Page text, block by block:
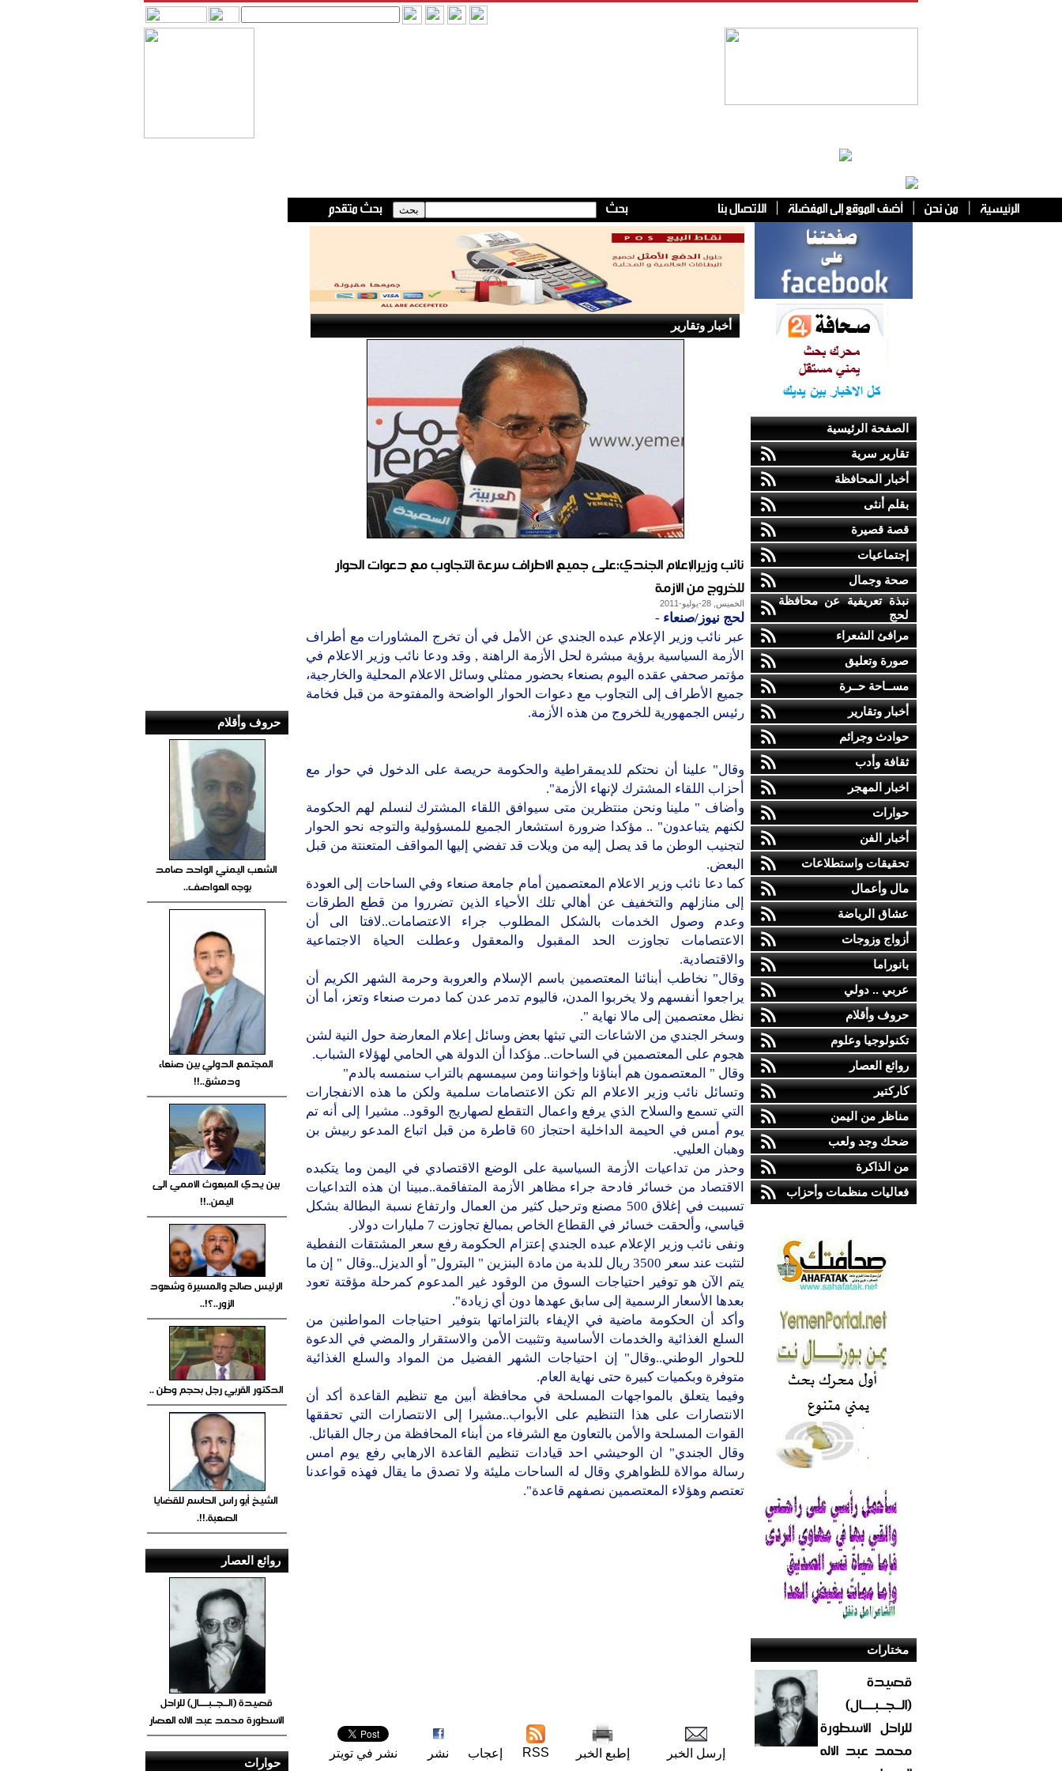
الصفحة الرئيسية
تقارير سرية
أخبار المحافظة
بقلم أنثى
قصة قصيرة
إجتماعيات
صحة وجمال
نبذة تعريفية عن محافظة
لحج
مرافئ الشعراء
صورة وتعليق
مســاحة حــرة
أخبار وتقارير
حوادث وجرائم
ثقافة وأدب
اخبار المهجر
حوارات
أخبار الفن
تحقيقات واستطلاعات
مال وأعمال
عشاق الرياضة
أزواج وزوجات
بانوراما
عربي .. دولي
حروف وأقلام
تكنولوجيا وعلوم
روائع العصار
كاركتير
مناظر من اليمن
ضحك وجد ولعب
من الذاكرة
فعاليات منظمات وأحزاب
مختارات
قصيدة
(الــجــبــــال)
للراحل الأسطورة
محمد عبد الاله
أخبار وتقارير
نائب وزيرالإعلام الجندي:على جميع الاطراف سرعة التجاوب مع دعوات الحوار
للخروج من الأزمة
الخميس, 28-يوليو-2011
لحج نيوز/صنعاء -
عبر نائب وزير الإعلام عبده الجندي عن الأمل في أن تخرج المشاورات مع أطراف
الأزمة السياسية برؤية مبشرة لحل الأزمة الراهنة , وقد ودعا نائب وزير الاعلام في
مؤتمر صحفي عقده اليوم بصنعاء بحضور ممثلي وسائل الاعلام المحلية والخارجية،
جميع الأطراف إلى التجاوب مع دعوات الحوار الواضحة والمفتوحة من قبل فخامة
رئيس الجمهورية للخروج من هذه الأزمة.
وقال" علينا أن نحتكم للديمقراطية والحكومة حريصة على الدخول في حوار مع
أحزاب اللقاء المشترك لإنهاء الأزمة".
وأضاف " ملينا ونحن منتظرين متى سيوافق اللقاء المشترك لنسلم لهم الحكومة
لكنهم يتباعدون" .. مؤكدا ضرورة استشعار الجميع للمسؤولية والتوجه نحو الحوار
لتجنيب الوطن ما قد يصل إليه من ويلات قد تفضي إليها المواقف المتعنتة من قبل
البعض.
كما دعا نائب وزير الاعلام المعتصمين أمام جامعة صنعاء وفي الساحات إلى العودة
إلى منازلهم والتخفيف عن أهالي تلك الأحياء الذين تضرروا من قطع الطرقات
وعدم وصول الخدمات بالشكل المطلوب جراء الاعتصامات..لافتا الى أن
الاعتصامات تجاوزت الحد المقبول والمعقول وعطلت الحياة الاجتماعية
والاقتصادية.
وقال" نخاطب أبنائنا المعتصمين باسم الإسلام والعروبة وحرمة الشهر الكريم أن
يراجعوا أنفسهم ولا يخربوا المدن، فاليوم تدمر عدن كما دمرت صنعاء وتعز، أما أن
نظل معتصمين إلى مالا نهاية ".
وسخر الجندي من الاشاعات التي تبثها بعض وسائل إعلام المعارضة حول النية لشن
هجوم على المعتصمين في الساحات.. مؤكدا أن الدولة هي الحامي لهؤلاء الشباب.
وقال " المعتصمون هم أبناؤنا وإخواننا ومن سيمسهم بالتراب سنمسه بالدم"
وتسائل نائب وزير الاعلام الم تكن الاعتصامات سلمية ولكن ما هذه الانفجارات
التي تسمع والسلاح الذي يرفع واعمال التقطع لصهاريج الوقود.. مشيرا إلى أنه تم
يوم أمس في الحيمة الداخلية احتجاز 60 قاطرة من قبل اتباع المدعو ربيش بن
وهبان العليي.
وحذر من تداعيات الأزمة السياسية على الوضع الاقتصادي في اليمن وما يتكبده
الاقتصاد من خسائر فادحة جراء مظاهر الأزمة المتفاقمة..مبينا ان هذه التداعيات
تسببت في إغلاق 500 مصنع وترحيل كثير من العمال وارتفاع نسبة البطالة بشكل
قياسي، وألحقت خسائر في القطاع الخاص بمبالغ تجاوزت 7 مليارات دولار.
ونفى نائب وزير الإعلام عبده الجندي إعتزام الحكومة رفع سعر المشتقات النفطية
لتثبت عند سعر 3500 ريال للدبة من مادة البنزين " البترول" أو الديزل..وقال " إن ما
يتم الآن هو توفير احتياجات السوق من الوقود غير المدعوم كمرحلة مؤقتة تعود
بعدها الأسعار الرسمية إلى سابق عهدها دون أي زيادة".
وأكد أن الحكومة ماضية في الإيفاء بالتزاماتها بتوفير احتياجات المواطنين من
السلع الغذائية والخدمات الأساسية وتثبيت الأمن والاستقرار والمضي في الدعوة
للحوار الوطني..وقال" إن احتياجات الشهر الفضيل من المواد والسلع الغذائية
متوفرة وبكميات كبيرة حتى نهاية العام.
وفيما يتعلق بالمواجهات المسلحة في محافظة أبين مع تنظيم القاعدة أكد أن
الانتصارات على هذا التنظيم على الأبواب..مشيرا إلى الانتصارات التي تحققها
القوات المسلحة والأمن بالتعاون مع الشرفاء من أبناء المحافظة من رجال القبائل.
وقال الجندي" ان الوحيشي احد قيادات تنظيم القاعدة الارهابي رفع يوم امس
رسالة موالاة للظواهري وقال له الساحات مليئة ولا تصدق ما يقال فهذه قواعدنا
تعتصم وهؤلاء المعتصمين نصفهم قاعدة".
إرسل الخبر إطبع الخبر RSS إعجاب نشر نشر في تويتر
حروف وأقلام
الشعب اليمني الواحد صامد
بوجه العواصف..
المجتمع الدولي بين صنعاء
ودمشق..!!
بين يدي المبعوث الأممي الى
اليمن..!!
الرئيس صالح والمسيرة وشهود
الزور..؟!..
الدكتور القربي رجل بحجم وطن ..
الشيخ أبو راس الحاسم للقضايا
الصعبة.!!.
روائع العصار
قصيدة (الــجــبــــال) للراحل
الأسطورة محمد عبد الاله العصار
حوارات